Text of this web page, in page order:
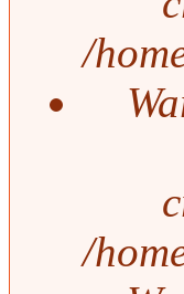
/
/